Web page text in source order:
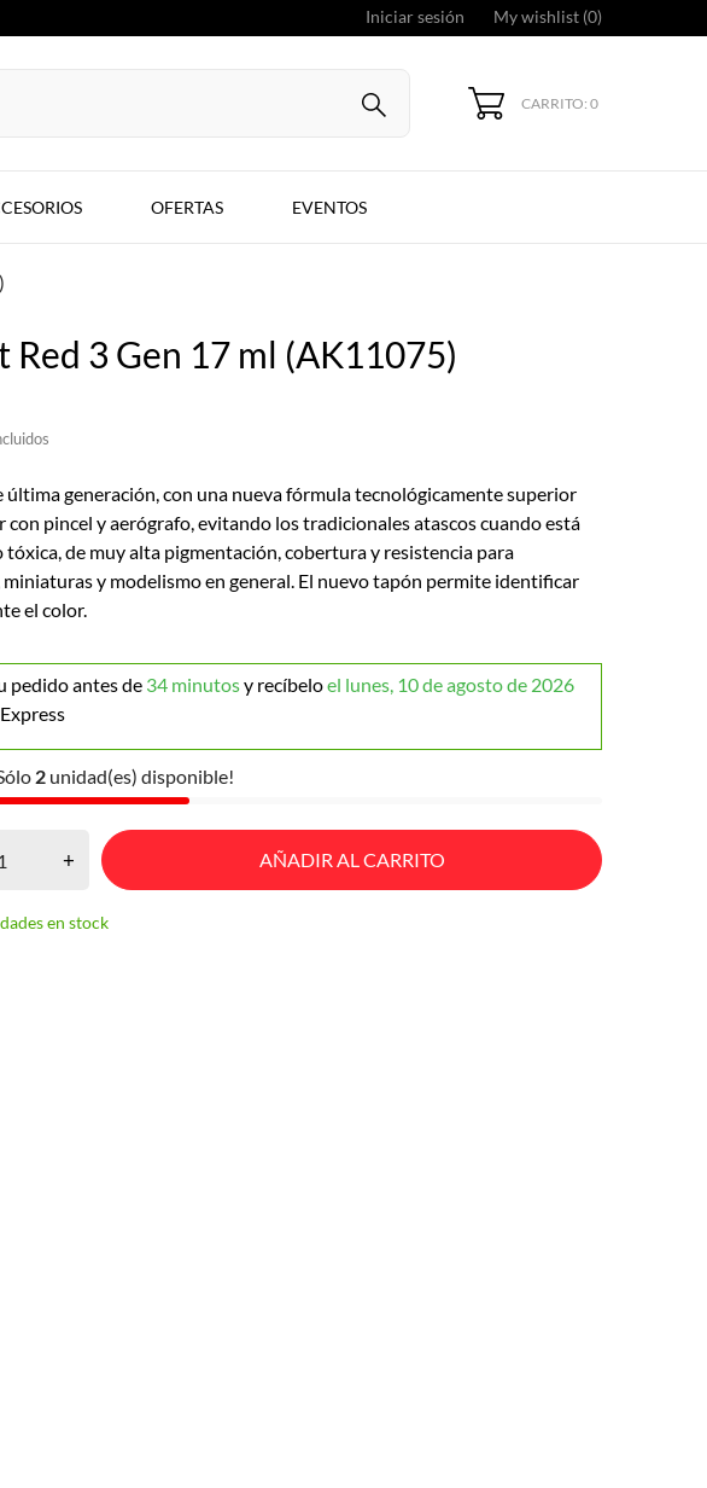
Iniciar sesión My wishlist (0)
CARRITO: 0
OFERTAS EVENTOS
Red 3 Gen 17 ml (AK11075)
última generación, con una nueva fórmula tecnológicamente superior
con pincel y aerógrafo, evitando los tradicionales atascos cuando está
tóxica, de muy alta pigmentación, cobertura y resistencia para
miniaturas y modelismo en general. El nuevo tapón permite identificar
el color.
pedido antes de 34 minutosy recíbeloel lunes, 10 de agosto de 2026
2 unidad(es) disponible!
+ AÑADIR AL CARRITO
en stock